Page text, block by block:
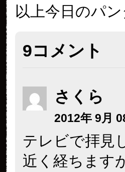
以上今日のパン
9コメント
さくら
2012年 9月
テレビで拝見
近く経ちます